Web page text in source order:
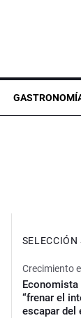
SELECCIÓN
Crecimiento
“frenar el
escapar del